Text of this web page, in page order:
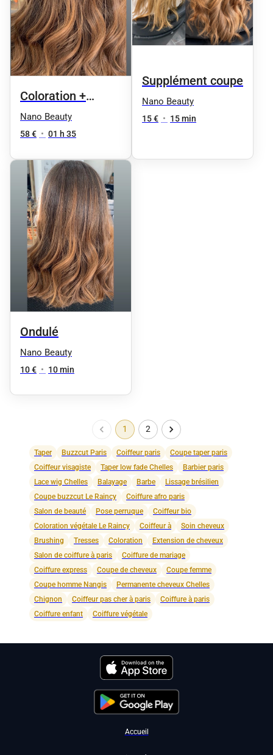
Coloration +
Shampoing +
Coupe + Brushing
Nano Beauty
58 € • 01 h 35
Supplément coupe
Nano Beauty
15 € • 15 min
Ondulé
Nano Beauty
10 € • 10 min
1 2
Taper Buzzcut Paris Coiffeur paris
Coupe taper paris
Coiffeur visagiste
Taper low fade Chelles
Barbier paris
Lace wig Chelles
Balayage Barbe
Lissage brésilien
Coupe buzzcut Le Raincy
Coiffure afro paris
Salon de beauté
Pose perruque
Coiffeur bio
Coloration végétale Le Raincy
Coiffeur à
Soin cheveux
Brushing
Tresses Coloration
Extension de cheveux
Salon de coiffure à paris
Coiffure de mariage
Coiffure express
Coupe de cheveux
Coupe femme
Coupe homme Nangis
Permanente cheveux Chelles
Chignon
Coiffeur pas cher à paris
Coiffure à paris
Coiffure enfant
Coiffure végétale
Accueil